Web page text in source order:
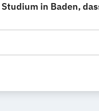
in Baden,